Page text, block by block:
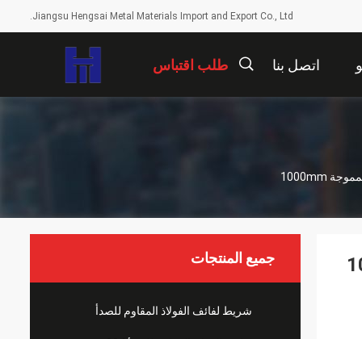
Jiangsu Hengsai Metal Materials Import and Export Co., Ltd.
اتصل بنا طلب اقتباس
جميع المنتجات
شريط لفائف الفولاذ المقاوم للصدأ